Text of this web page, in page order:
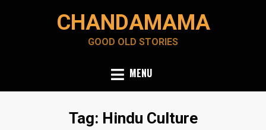
CHANDAMAMA
GOOD OLD STORIES
MENU
Tag: Hindu Culture